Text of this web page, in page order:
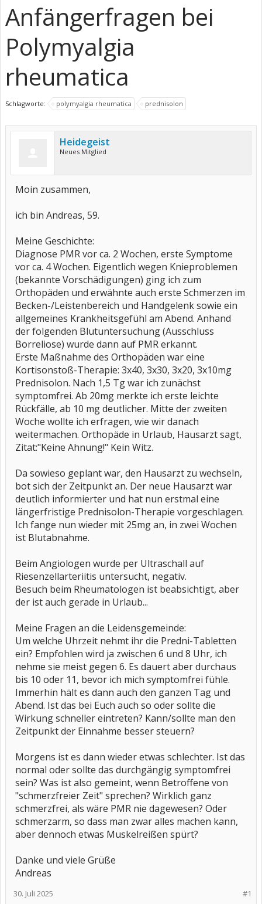
Anfängerfragen bei
Polymyalgia
rheumatica
Schlagworte: polymyalgia rheumatica prednisolon
Heidegeist
Neues Mitglied
Moin zusammen,
ich bin Andreas, 59.
Meine Geschichte:
Diagnose PMR vor ca. 2 Wochen, erste Symptome
vor ca. 4 Wochen. Eigentlich wegen Knieproblemen
(bekannte Vorschädigungen) ging ich zum
Orthopäden und erwähnte auch erste Schmerzen im
Becken-/Leistenbereich und Handgelenk sowie ein
allgemeines Krankheitsgefühl am Abend. Anhand
der folgenden Blutuntersuchung (Ausschluss
Borreliose) wurde dann auf PMR erkannt.
Erste Maßnahme des Orthopäden war eine
Kortisonstoß-Therapie: 3x40, 3x30, 3x20, 3x10mg
Prednisolon. Nach 1,5 Tg war ich zunächst
symptomfrei. Ab 20mg merkte ich erste leichte
Rückfälle, ab 10 mg deutlicher. Mitte der zweiten
Woche wollte ich erfragen, wie wir danach
weitermachen. Orthopäde in Urlaub, Hausarzt sagt,
Zitat:"Keine Ahnung!" Kein Witz.
Da sowieso geplant war, den Hausarzt zu wechseln,
bot sich der Zeitpunkt an. Der neue Hausarzt war
deutlich informierter und hat nun erstmal eine
längerfristige Prednisolon-Therapie vorgeschlagen.
Ich fange nun wieder mit 25mg an, in zwei Wochen
ist Blutabnahme.
Beim Angiologen wurde per Ultraschall auf
Riesenzellarteriitis untersucht, negativ.
Besuch beim Rheumatologen ist beabsichtigt, aber
der ist auch gerade in Urlaub...
Meine Fragen an die Leidensgemeinde:
Um welche Uhrzeit nehmt ihr die Predni-Tabletten
ein? Empfohlen wird ja zwischen 6 und 8 Uhr, ich
nehme sie meist gegen 6. Es dauert aber durchaus
bis 10 oder 11, bevor ich mich symptomfrei fühle.
Immerhin hält es dann auch den ganzen Tag und
Abend. Ist das bei Euch auch so oder sollte die
Wirkung schneller eintreten? Kann/sollte man den
Zeitpunkt der Einnahme besser steuern?
Morgens ist es dann wieder etwas schlechter. Ist das
normal oder sollte das durchgängig symptomfrei
sein? Was ist also gemeint, wenn Betroffene von
"schmerzfreier Zeit" sprechen? Wirklich ganz
schmerzfrei, als wäre PMR nie dagewesen? Oder
schmerzarm, so dass man zwar alles machen kann,
aber dennoch etwas Muskelreißen spürt?
Danke und viele Grüße
Andreas
#1
30. Juli 2025